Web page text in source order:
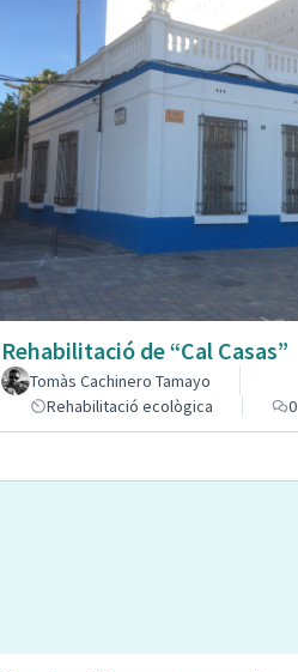
Rehabilitació de “Cal Casas”
Tomàs Cachinero Tamayo
Rehabilitació ecològica
0